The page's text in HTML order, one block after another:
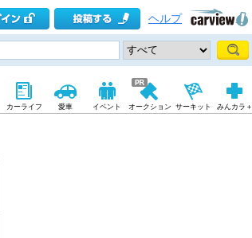
ヘルプ
カーライフ 愛車 イベント オークション サーキット みんカラ＋